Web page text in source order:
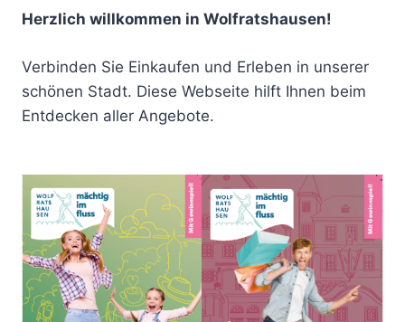
Herzlich willkommen in Wolfratshausen!
Verbinden Sie Einkaufen und Erleben in unserer
schönen Stadt. Diese Webseite hilft Ihnen beim
Entdecken aller Angebote.